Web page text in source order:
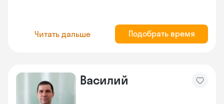
Читать дальше Подобрать время
Василий